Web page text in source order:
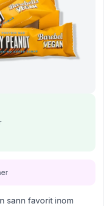
sann favorit inom